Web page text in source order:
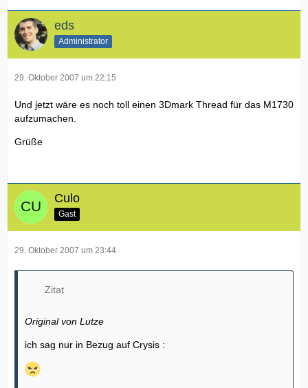
eds
Administrator
29. Oktober 2007 um 22:15
Und jetzt wäre es noch toll einen 3Dmark Thread für das M1730
aufzumachen.
Grüße
Culo
Gast
29. Oktober 2007 um 23:44
Zitat
Original von Lutze
ich sag nur in Bezug auf Crysis :